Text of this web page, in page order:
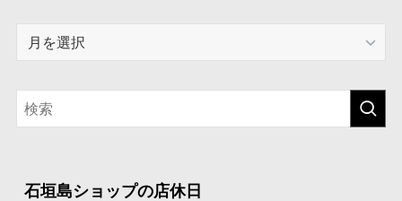
イ
ブ
石垣島ショップの店休日